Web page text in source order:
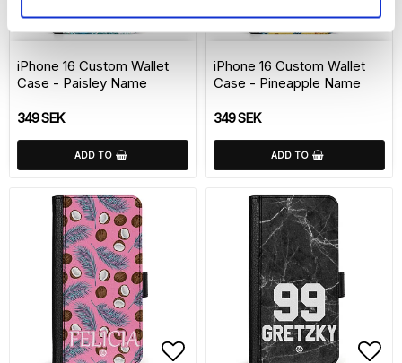
Add to list of
iPhone 16 Custom Wallet
Case - Paisley Name
349 SEK
ADD TO
iPhone 16 Custom Wallet
Case - Pineapple Name
349 SEK
ADD TO